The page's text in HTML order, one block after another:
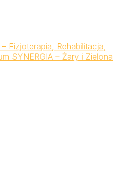
Fizjoterapia, Rehabilitacja,
SYNERGIA – Żary i Zielona